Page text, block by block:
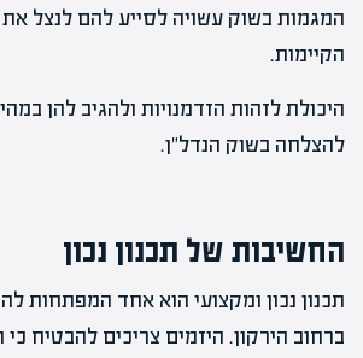
המגמות בשוק עשויה לסייע להם לנצל את
הקיימות.
היכולת לזהות הזדמנויות ולהגיב להן
להצלחה בשוק הנדל"ן.
החשיבות של תכנון נכון
תכנון נכון ומקצועי הוא אחד המפתחות
ברחוב הירקון. היזמים צריכים להבטיח כי